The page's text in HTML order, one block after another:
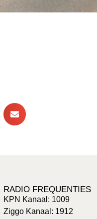
RADIO FREQUENTIES
KPN Kanaal: 1009
Ziggo Kanaal: 1912